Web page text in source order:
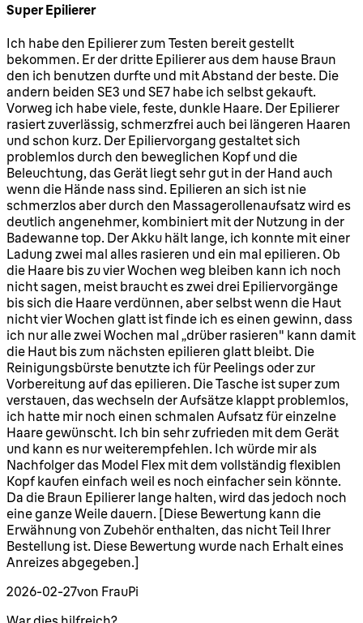
Super Epilierer
5 Sterne von maximal 5
Ich habe den Epilierer zum Testen bereit gestellt
bekommen. Er der dritte Epilierer aus dem hause Braun
den ich benutzen durfte und mit Abstand der beste. Die
andern beiden SE3 und SE7 habe ich selbst gekauft.
Vorweg ich habe viele, feste, dunkle Haare. Der Epilierer
rasiert zuverlässig, schmerzfrei auch bei längeren Haaren
und schon kurz. Der Epiliervorgang gestaltet sich
problemlos durch den beweglichen Kopf und die
Beleuchtung, das Gerät liegt sehr gut in der Hand auch
wenn die Hände nass sind. Epilieren an sich ist nie
schmerzlos aber durch den Massagerollenaufsatz wird es
deutlich angenehmer, kombiniert mit der Nutzung in der
Badewanne top. Der Akku hält lange, ich konnte mit einer
Ladung zwei mal alles rasieren und ein mal epilieren. Ob
die Haare bis zu vier Wochen weg bleiben kann ich noch
nicht sagen, meist braucht es zwei drei Epiliervorgänge
bis sich die Haare verdünnen, aber selbst wenn die Haut
nicht vier Wochen glatt ist finde ich es einen gewinn, dass
ich nur alle zwei Wochen mal „drüber rasieren" kann damit
die Haut bis zum nächsten epilieren glatt bleibt. Die
Reinigungsbürste benutzte ich für Peelings oder zur
Vorbereitung auf das epilieren. Die Tasche ist super zum
verstauen, das wechseln der Aufsätze klappt problemlos,
ich hatte mir noch einen schmalen Aufsatz für einzelne
Haare gewünscht. Ich bin sehr zufrieden mit dem Gerät
und kann es nur weiterempfehlen. Ich würde mir als
Nachfolger das Model Flex mit dem vollständig flexiblen
Kopf kaufen einfach weil es noch einfacher sein könnte.
Da die Braun Epilierer lange halten, wird das jedoch noch
eine ganze Weile dauern. [Diese Bewertung kann die
Erwähnung von Zubehör enthalten, das nicht Teil Ihrer
Bestellung ist. Diese Bewertung wurde nach Erhalt eines
Anreizes abgegeben.]
2026-02-27von FrauPi